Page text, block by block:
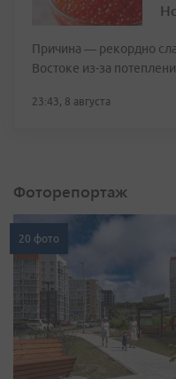
Причина — рекордно
Востоке из-за
23:43, 8 августа
Фоторепортаж
20 фото